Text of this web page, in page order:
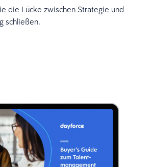
die Lücke zwischen Strategie und
schließen.